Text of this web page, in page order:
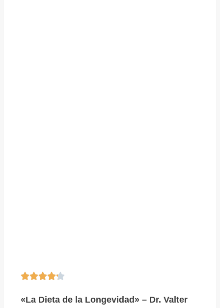

«La Dieta de la Longevidad» – Dr. Valter